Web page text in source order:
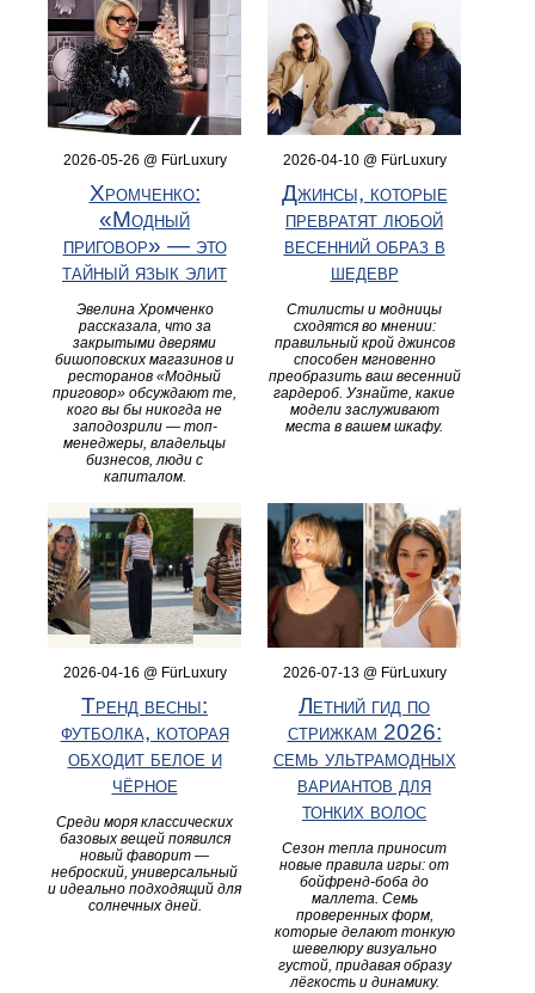
2026-05-26 @ FürLuxury
Хромченко:
«Модный
приговор» — это
тайный язык элит
Эвелина Хромченко
рассказала, что за
закрытыми дверями
бишоповских магазинов и
ресторанов «Модный
приговор» обсуждают те,
кого вы бы никогда не
заподозрили — топ-
менеджеры, владельцы
бизнесов, люди с
капиталом.
2026-04-10 @ FürLuxury
Джинсы, которые
превратят любой
весенний образ в
шедевр
Стилисты и модницы
сходятся во мнении:
правильный крой джинсов
способен мгновенно
преобразить ваш весенний
гардероб. Узнайте, какие
модели заслуживают
места в вашем шкафу.
2026-04-16 @ FürLuxury
Тренд весны:
футболка, которая
обходит белое и
чёрное
Среди моря классических
базовых вещей появился
новый фаворит —
неброский, универсальный
и идеально подходящий для
солнечных дней.
2026-07-13 @ FürLuxury
Летний гид по
стрижкам 2026:
семь ультрамодных
вариантов для
тонких волос
Сезон тепла приносит
новые правила игры: от
бойфренд-боба до
маллета. Семь
проверенных форм,
которые делают тонкую
шевелюру визуально
густой, придавая образу
лёгкость и динамику.